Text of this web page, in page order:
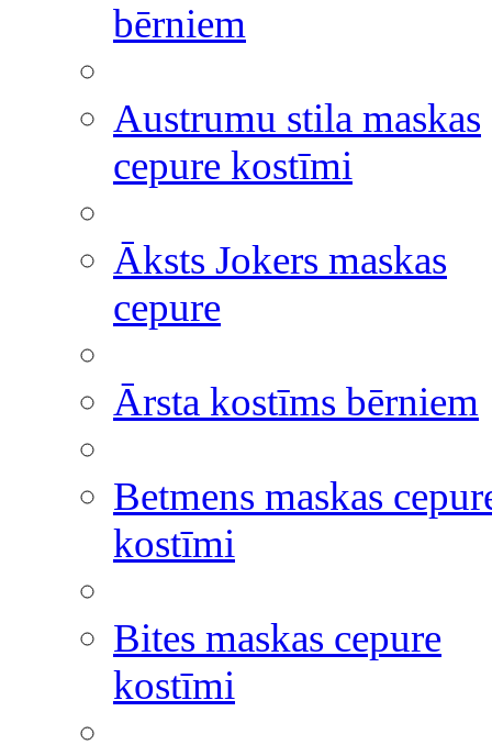
bērniem
Austrumu stila maskas
cepure kostīmi
Āksts Jokers maskas
cepure
Ārsta kostīms bērniem
Betmens maskas
kostīmi
Bites maskas cepure
kostīmi